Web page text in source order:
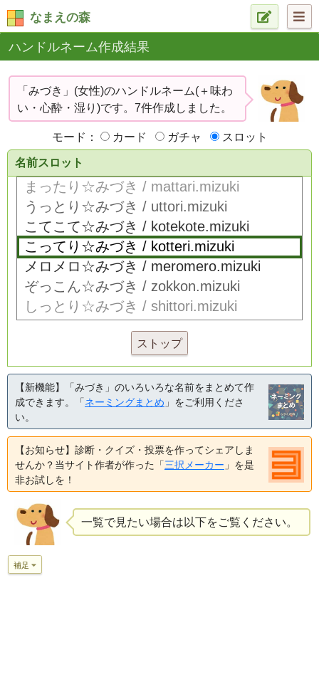
なまえの森
ハンドルネーム作成結果
「みづき」(女性)のハンドルネーム(＋味わ
い・心酔・湿り)です。7件作成しました。
モード： カード ガチャ スロット
名前スロット
ストップ
【新機能】「みづき」のいろいろな名前をまとめて作
成できます。「ネーミングまとめ 」をご利用くださ
い。
【お知らせ】診断・クイズ・投票を作ってシェアしま
せんか？当サイト作者が作った「三択メーカー 」を是
非お試しを！
一覧で見たい場合は以下をご覧ください。
補足